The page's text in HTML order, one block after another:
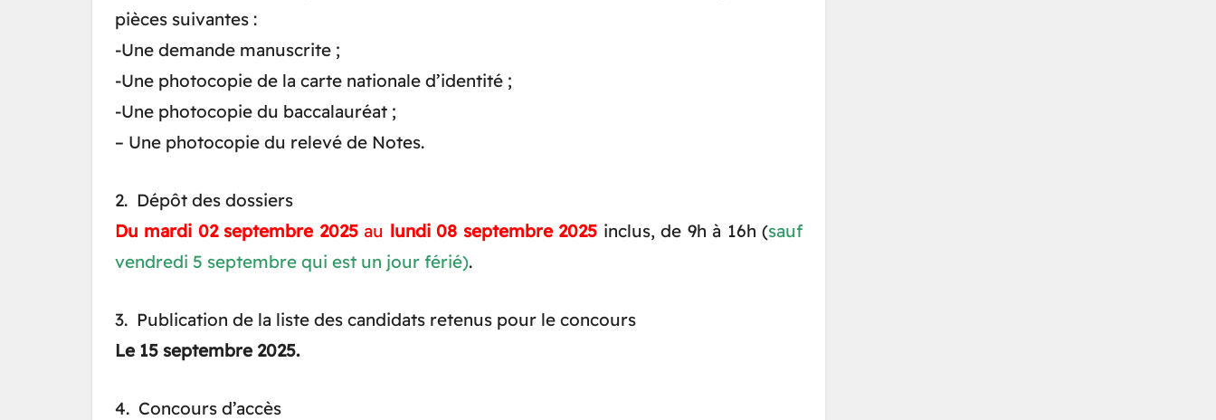
pièces suivantes :
-Une demande manuscrite ;
-Une photocopie de la carte nationale d’identité ;
-Une photocopie du baccalauréat ;
– Une photocopie du relevé de Notes.
2. Dépôt des dossiers
Du mardi 02 septembre 2025 au lundi 08 septembre 2025 inclus, de 9h à 16h (sauf
vendredi 5 septembre qui est un jour férié).
3. Publication de la liste des candidats retenus pour le concours
Le 15 septembre 2025.
4. Concours d’accès